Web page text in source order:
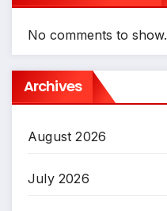
No comments to show.
Archives
August 2026
July 2026